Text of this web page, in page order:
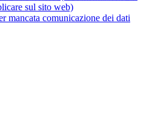
sul sito web)
mancata comunicazione dei dati